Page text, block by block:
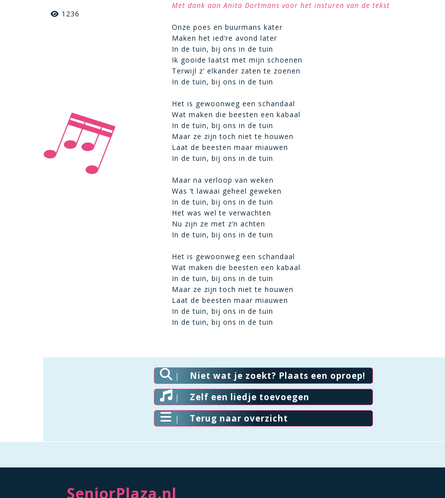
1236
Met dank aan Anita Dortmans voor het insturen van de tekst
Onze poes en buurmans kater
Maken het ied’re avond later
In de tuin, bij ons in de tuin
Ik gooide laatst met mijn schoenen
Terwijl z’ elkander zaten te zoenen
In de tuin, bij ons in de tuin
Het is gewoonweg een schandaal
Wat maken die beesten een kabaal
In de tuin, bij ons in de tuin
Maar ze zijn toch niet te houwen
Laat de beesten maar miauwen
In de tuin, bij ons in de tuin
Maar na verloop van weken
Was ’t lawaai geheel geweken
In de tuin, bij ons in de tuin
Het was wel te verwachten
Nu zijn ze met z’n achten
In de tuin, bij ons in de tuin
Het is gewoonweg een schandaal
Wat maken die beesten een kabaal
In de tuin, bij ons in de tuin
Maar ze zijn toch niet te houwen
Laat de beesten maar miauwen
In de tuin, bij ons in de tuin
In de tuin, bij ons in de tuin
Niet wat je zoekt? Plaats een oproep!
Zelf een liedje toevoegen
Terug naar overzicht
SeniorPlaza.nl